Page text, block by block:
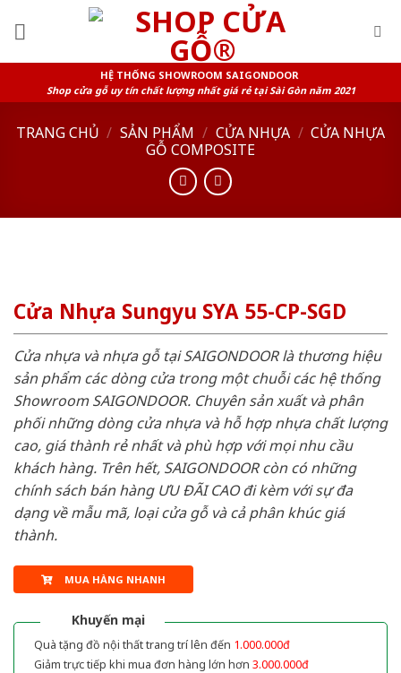
HỆ THỐNG SHOWROOM SAIGONDOOR
Shop cửa gỗ uy tín chất lượng nhất giá rẻ tại Sài Gòn năm 2021
TRANG CHỦ / SẢN PHẨM / CỬA NHỰA / CỬA NHỰA
GỖ COMPOSITE
Cửa Nhựa Sungyu SYA 55-CP-SGD
Cửa nhựa và nhựa gỗ tại SAIGONDOOR là thương hiệu
sản phẩm các dòng cửa trong một chuỗi các hệ thống
Showroom SAIGONDOOR. Chuyên sản xuất và phân
phối những dòng cửa nhựa và hỗ hợp nhựa chất lượng
cao, giá thành rẻ nhất và phù hợp với mọi nhu cầu
khách hàng. Trên hết, SAIGONDOOR còn có những
chính sách bán hàng ƯU ĐÃI CAO đi kèm với sự đa
dạng về mẫu mã, loại cửa gỗ và cả phân khúc giá
thành.
MUA HÀNG NHANH
Khuyến mại
Quà tặng đồ nội thất trang trí lên đến 1.000.000đ
Giảm trực tiếp khi mua đơn hàng lớn hơn 3.000.000đ